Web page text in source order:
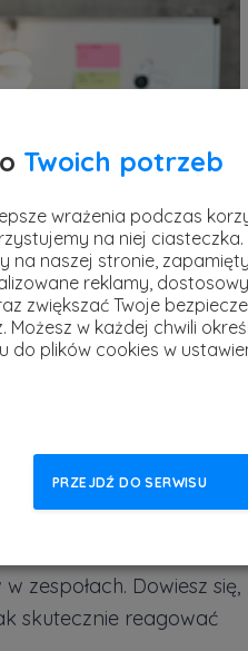
konflikty, chociaż
z trudnymi
sporów w firmie?
zespołach. Dowiesz się,
skutecznie reagować
Twoich potrzeb
wrażenia podczas
na niej ciasteczka.
na naszej stronie,
reklamy,
zwiększać Twoje
Możesz w każdej chwili
do plików cookies w
PRZEJDŹ DO SERWISU